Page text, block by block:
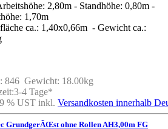
2,80m - Standhöhe: 0,80m -
1,70m
ca.: 1,40x0,66m - Gewicht ca.:
846 Gewicht: 18.00kg
4 Tage*
% UST inkl. Versandkosten innerhalb
GrundgerÃŒst ohne Rollen AH3,00m FG